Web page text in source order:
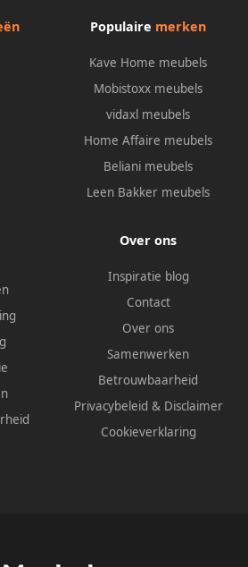
Populaire merken
Kave Home meubels
Mobistoxx meubels
vidaxl meubels
Home Affaire meubels
Beliani meubels
Leen Bakker meubels
Over ons
Inspiratie blog
Contact
Over ons
Samenwerken
Betrouwbaarheid
Privacybeleid & Disclaimer
Cookieverklaring